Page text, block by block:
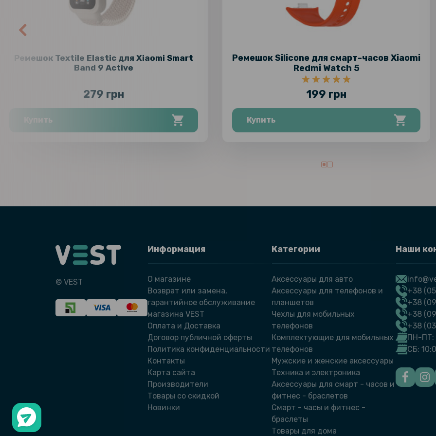
Ремешок Textile Elastic для Xiaomi Smart
Band 9 Active
279 грн
Купить
Ремешок Silicone для смарт-часов Xiaomi
Redmi Watch 5
199 грн
Купить
© VEST
Информация
О магазине
Возврат или замена,
гарантийное обслуживание
магазина VEST
Оплата и Доставка
Договор публичной оферты
Политика конфиденциальности
Контакты
Карта сайта
Производители
Товары со скидкой
Новинки
Категории
Аксессуары для авто
Аксессуары для телефонов и
планшетов
Чехлы для мобильных
телефонов
Комплектующие для мобильных
телефонов
Мужские и женские аксессуары
Техника и электроника
Аксессуары для смарт - часов и
фитнес - браслетов
Смарт - часы и фитнес -
браслеты
Товары для дома
Наши
+38
+38
+38
+38
ПН-ПТ:
СБ: